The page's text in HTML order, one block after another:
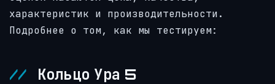
характеристик и производительности.
Подробнее о том, как мы тестируем:
Кольцо Ура 5